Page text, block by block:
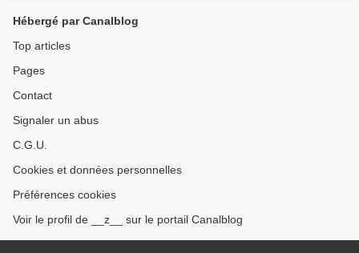
Hébergé par Canalblog
Top articles
Pages
Contact
Signaler un abus
C.G.U.
Cookies et données personnelles
Préférences cookies
Voir le profil de __z__ sur le portail Canalblog